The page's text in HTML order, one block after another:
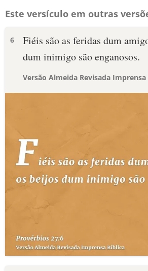
Este versículo em outras
6
Fiéis são as feridas dum
dum inimigo são enganosos.
Versão Almeida Revisada Imprensa